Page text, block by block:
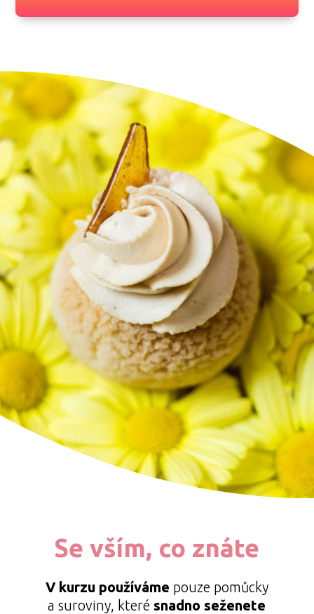
Se vším, co znáte
V kurzu používáme pouze pomůcky
a suroviny, které snadno seženete